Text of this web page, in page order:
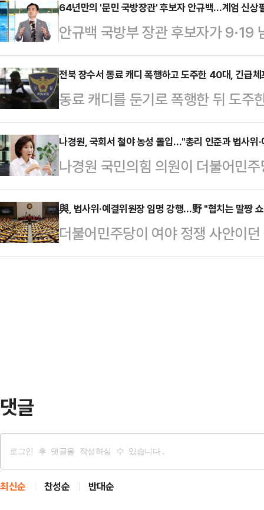
에 포함되면서 국민의힘 역시 상황
기다. 특검 수사에 대한 당 차원의
정국과 상임위 배분 문제, 대선 패
분치 않은 상황이다.한편으로는 윤
히려 국민의힘 지지율이 반등했던
로는 국민의힘에 '호…
64년만의 '문민 국방장관' 후보자 안규백…계엄 신상
안규백 국방부 장관 후보자가 9·19
북 평화 분위기부터 조성할 필요가
전 서울 용산구 국방부 영내 육군회
며 취재진과 만난 자리에서 "북한
다.이어 "지난 평창 동계올림픽에
적 문제까지 해결되지 않았느냐"며
합의도 원점에서 재검토해야 한다"
2024년 6월 4일…
전북 장수서 동료 캐디 폭행하고 도주한 40대, 긴급체
동료 캐디를 둔기로 폭행한 뒤 도
따르면 전북 장수경찰서는 동료 캐
붙잡아 조사 중이다.A씨는 지난 26
소에서 동료 캐디인 B씨를 폭행한
한 경찰은 이날 오전 0시쯤 골프장
다.경찰 조사에서 A씨는 "평소 B씨
으로 파악됐다.경찰 관계자는 "B씨
행 동…
나경원, 국회서 철야 농성 돌입…"총리 인준과 법사위
나경원 국민의힘 의원이 더불어민
법제사법위원장·예산결산위원장
다.나경원 의원은 27일 국회에서
주당의 의회 폭거와 이재명 대통령
터 (김 후보자) 총리 지명 철회를 요
與, 법사위·예결위원장 임명 강행…野 "협치는 말짱
더불어민주당이 여야 정쟁 사안이
원장 선출을 강행했다. 2차 추가경
댓글
최신순 찬성순 반대순